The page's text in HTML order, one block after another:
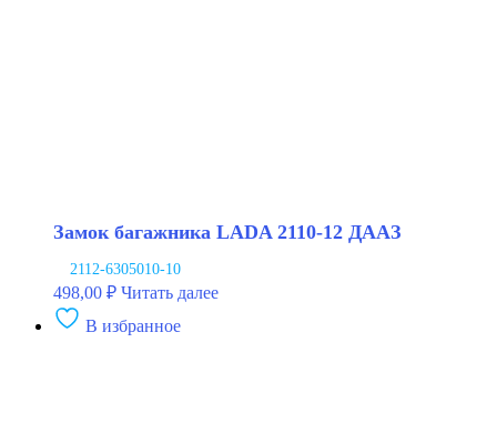
Замок багажника LADA 2110-12 ДААЗ
2112-6305010-10
498,00 ₽ Читать далее
В избранное